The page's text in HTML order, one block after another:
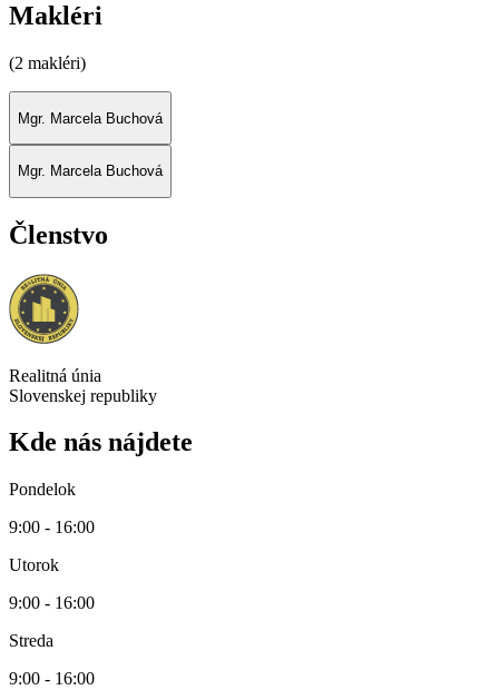
Makléri
(2 makléri)
Mgr. Marcela Buchová
Mgr. Marcela Buchová
Členstvo
Realitná únia
Slovenskej republiky
Kde nás nájdete
Pondelok
9:00 - 16:00
Utorok
9:00 - 16:00
Streda
9:00 - 16:00